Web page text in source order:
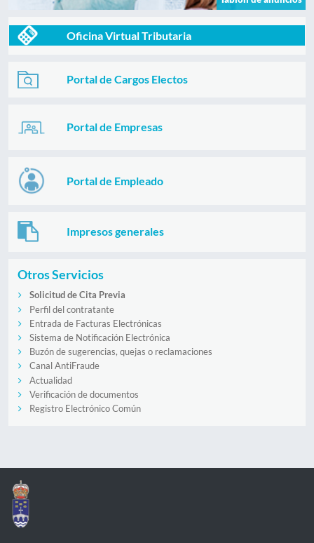
Oficina Virtual Tributaria
Portal de Cargos Electos
Portal de Empresas
Portal de Empleado
Impresos generales
Otros Servicios
Solicitud de Cita Previa
Perfil del contratante
Entrada de Facturas Electrónicas
Sistema de Notificación Electrónica
Buzón de sugerencias, quejas o reclamaciones
Canal AntiFraude
Actualidad
Verificación de documentos
Registro Electrónico Común